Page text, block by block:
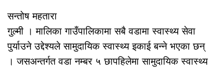
सन्तोष महतारा
गुल्मी । मालिका गाउँपालिकामा सबै वडामा स्वास्थ्य सेवा
पुर्याउने उद्देश्यले सामुदायिक स्वास्थ्य इकाई बन्ने भएका छन्
। जसअन्तर्गत वडा नम्बर ५ छापहिलेमा सामुदायिक स्वास्थ्य